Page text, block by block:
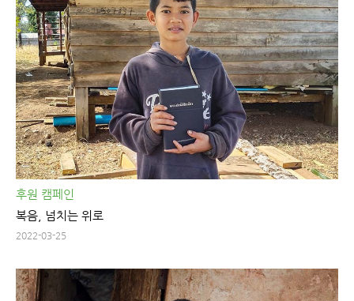
후원 캠페인
복음, 넘치는 위로
2022-03-25